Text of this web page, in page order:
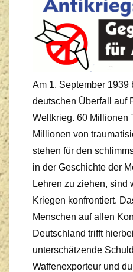
Am 1. September 1939
deutschen Überfall auf
Weltkrieg. 60 Millionen
Millionen von
stehen für den
in der Geschichte der
Lehren zu ziehen, sind
Kriegen konfrontiert.
Menschen auf allen
Deutschland trifft
unterschätzende
Waffenexporteur und